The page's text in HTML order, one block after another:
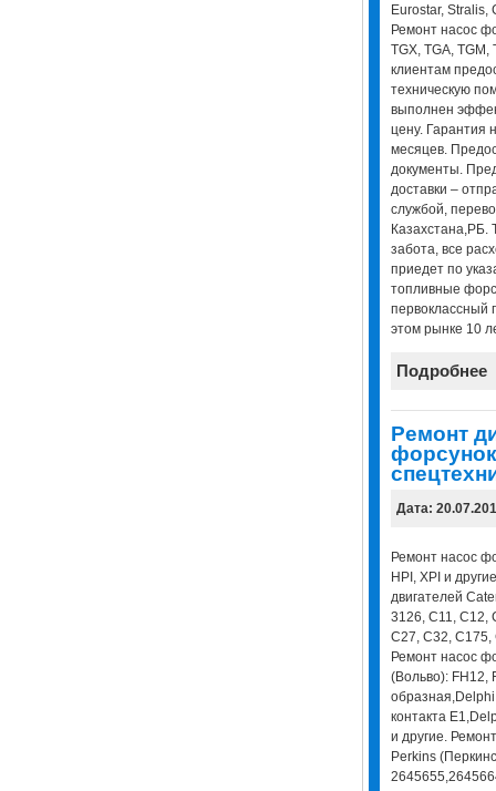
Eurostar, Stralis,
Ремонт насос
TGX, TGA, TGM,
клиентам
техническую
выполнен
цену. Гарантия
месяцев.
документы.
доставки –
службой,
Казахстана,РБ.
забота, все
приедет по
топливные
первоклассный
этом рынке 10
Подробнее
Ремонт
Дата:
Ремонт насос
HPI, XPI и
двигателей
3126, C11, C12,
С27, С32, С175,
Ремонт насос
(Вольво): FH12,
контакта
и другие.
Perkins